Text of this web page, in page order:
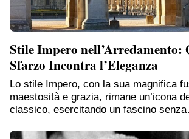
Stile Impero nell’Arredamento:
Sfarzo Incontra l’Eleganza
Lo stile Impero, con la sua magnifica
maestosità e grazia, rimane un’icona
classico, esercitando un fascino